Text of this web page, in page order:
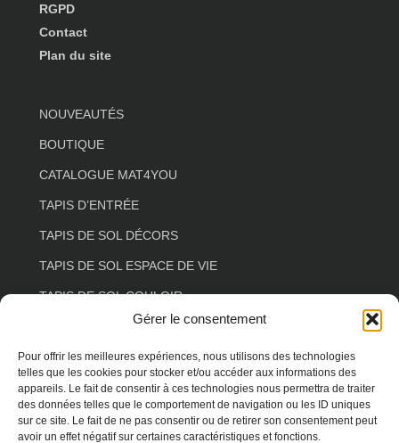
Gérer le consentement
Pour offrir les meilleures expériences, nous utilisons des technologies
telles que les cookies pour stocker et/ou accéder aux informations des
appareils. Le fait de consentir à ces technologies nous permettra de traiter
des données telles que le comportement de navigation ou les ID uniques
sur ce site. Le fait de ne pas consentir ou de retirer son consentement peut
avoir un effet négatif sur certaines caractéristiques et fonctions.
RGPD
Contact
Plan du site
NOUVEAUTÉS
BOUTIQUE
CATALOGUE MAT4YOU
TAPIS D’ENTRÉE
TAPIS DE SOL DÉCORS
TAPIS DE SOL ESPACE DE VIE
TAPIS DE SOL COULOIR
TAPIS DE SOL SALON
TAPIS DE SOL FLORAL
TAPIS DE SOL FORME SPÉCIALE
TAPIS DE SOL ANIMAUX